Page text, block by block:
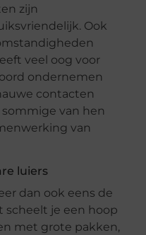
zijn
Ook
veel oog voor
ondernemen
contacten
van hen
van
luiers
dan ook eens de
scheelt je een hoop
met grote pakken,